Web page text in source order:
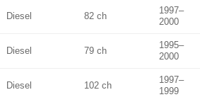
Diesel 82 ch
1997–
2000
Diesel 79 ch
1995–
2000
Diesel 102 ch
1997–
1999